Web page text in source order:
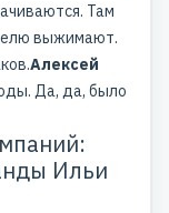
Там
выжимают.
Алексей
Да, да, было
Ильи